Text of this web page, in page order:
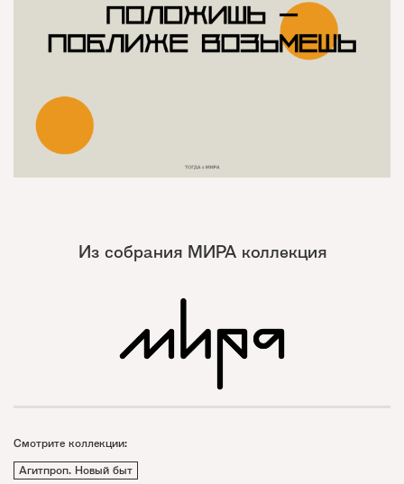
Из собрания МИРА коллекция
Смотрите коллекции:
Агитпроп. Новый быт